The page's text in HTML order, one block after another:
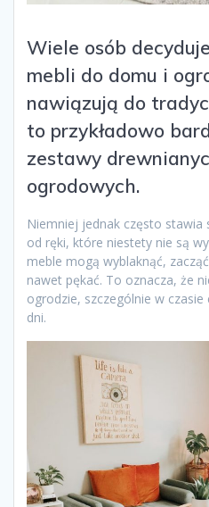
Wiele osób
mebli do domu i
nawiązują do
to przykładowo
zestawy
ogrodowych.
Niemniej jednak często stawia
od ręki, które niestety nie są
meble mogą wyblaknąć,
nawet pękać. To oznacza, że
ogrodzie, szczególnie w czasie
dni.